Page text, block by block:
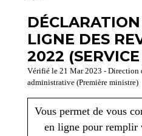
LIGNE DES
2022
Vérifié le 21 Mar 2023 - Direction
administrative (Première ministre)
Vous permet de vous
en ligne pour remplir